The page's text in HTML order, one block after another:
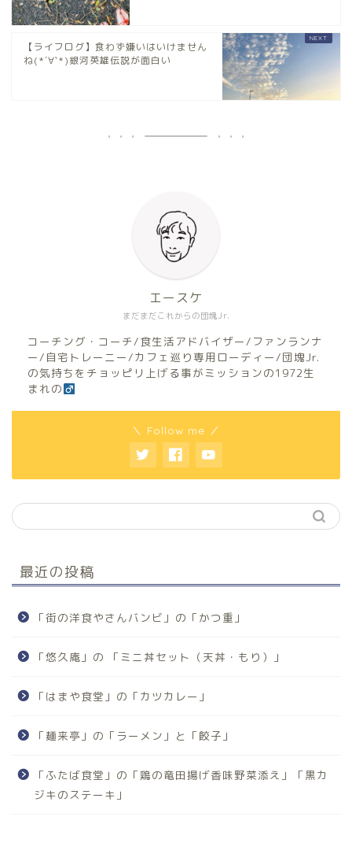
【ライフログ】食わず嫌いはいけません
ね(*´∀`*)銀河英雄伝説が面白い
まだまだこれからの団塊Jr.
エースケ
コーチング・コーチ/食生活アドバイザー/ファンランナ
ー/自宅トレーニー/カフェ巡り専用ローディー/団塊Jr.
の気持ちをチョッピリ上げる事がミッションの1972生
まれの
＼ Follow me ／
最近の投稿
「街の洋食やさんバンビ」の「かつ重」
「悠久庵」の 「ミニ丼セット（天丼・もり）」
「はまや食堂」の「カツカレー」
「麺来亭」の「ラーメン」と「餃子」
「ふたば食堂」の「鶏の竜田揚げ香味野菜添え」「黒カ
ジキのステーキ」